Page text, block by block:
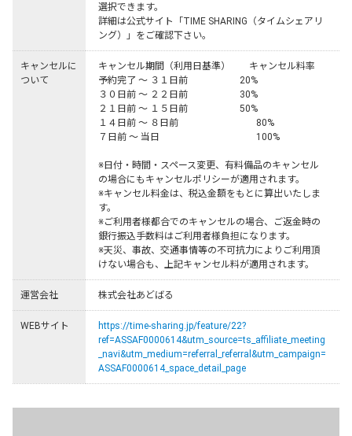
選択できます。
詳細は公式サイト「TIME SHARING（タイムシェアリ
ング）」をご確認下さい。
キャンセルに
ついて
キャンセル期間（利用日基準）	キャンセル料率
予約完了 ～ ３１日前	　　　　　20%
３０日前 ～ ２２日前	　　　　　30%
２１日前 ～ １５日前	　　　　　50%
１４日前 ～ ８日前	　 　　　　　  80%
７日前 ～ 当日	              　　　　　 100%
※日付・時間・スペース変更、有料備品のキャンセル
の場合にもキャンセルポリシーが適用されます。
※キャンセル料金は、税込金額をもとに算出いたしま
す。
※ご利用者様都合でのキャンセルの場合、ご返金時の
銀行振込手数料はご利用者様負担になります。
※天災、事故、交通事情等の不可抗力によりご利用頂
けない場合も、上記キャンセル料が適用されます。
運営会社 株式会社あどばる
WEBサイト
https://time-sharing.jp/feature/22?
ref=ASSAF0000614&utm_source=ts_affiliate_meeting
_navi&utm_medium=referral_referral&utm_campaign=
ASSAF0000614_space_detail_page